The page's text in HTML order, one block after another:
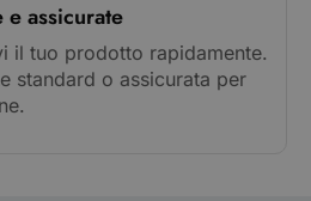
assicurate
il tuo prodotto rapidamente.
standard o assicurata per